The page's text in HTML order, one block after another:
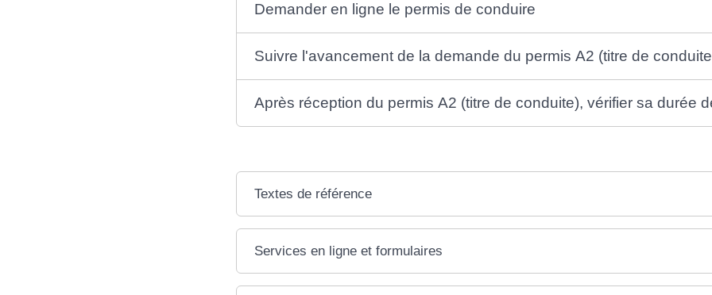
Demander en ligne le permis de conduire
Suivre l'avancement de la demande du permis A2 (titre de
Après réception du permis A2 (titre de conduite), vérifier sa durée
Textes de référence
Services en ligne et formulaires